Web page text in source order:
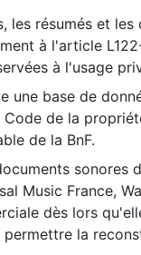
les résumés et
à l'article
à l'usage
une base de
de la
de la BnF.
sonores
Music France,
dès lors
la